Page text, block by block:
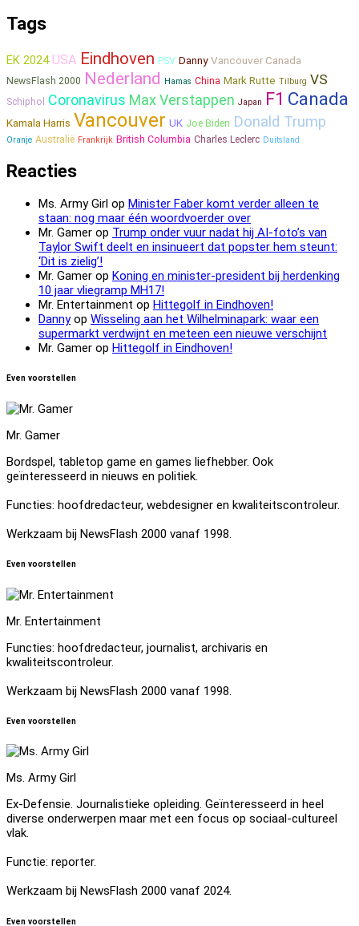
Tags
EK 2024 USA Eindhoven PSV Danny Vancouver Canada
NewsFlash 2000 Nederland Hamas China Mark Rutte Tilburg VS
Schiphol Coronavirus Max Verstappen Japan F1 Canada
Kamala Harris Vancouver UK Joe Biden Donald Trump
Oranje Australië Frankrijk British Columbia Charles Leclerc Duitsland
Reacties
Ms. Army Girl op Minister Faber komt verder alleen te
staan: nog maar één woordvoerder over
Mr. Gamer op Trump onder vuur nadat hij AI-foto’s van
Taylor Swift deelt en insinueert dat popster hem steunt:
‘Dit is zielig’!
Mr. Gamer op Koning en minister-president bij herdenking
10 jaar vliegramp MH17!
Mr. Entertainment op Hittegolf in Eindhoven!
Dannyop Wisseling aan het Wilhelminapark: waar een
supermarkt verdwijnt en meteen een nieuwe verschijnt
Mr. Gamer op Hittegolf in Eindhoven!
Even voorstellen
Mr. Gamer
Bordspel, tabletop game en games liefhebber. Ook
geïnteresseerd in nieuws en politiek.
Functies: hoofdredacteur, webdesigner en kwaliteitscontroleur.
Werkzaam bij NewsFlash 2000 vanaf 1998.
Even voorstellen
Mr. Entertainment
Functies: hoofdredacteur, journalist, archivaris en
kwaliteitscontroleur.
Werkzaam bij NewsFlash 2000 vanaf 1998.
Even voorstellen
Ms. Army Girl
Ex-Defensie. Journalistieke opleiding. Geïnteresseerd in heel
diverse onderwerpen maar met een focus op sociaal-cultureel
vlak.
Functie: reporter.
Werkzaam bij NewsFlash 2000 vanaf 2024.
Even voorstellen